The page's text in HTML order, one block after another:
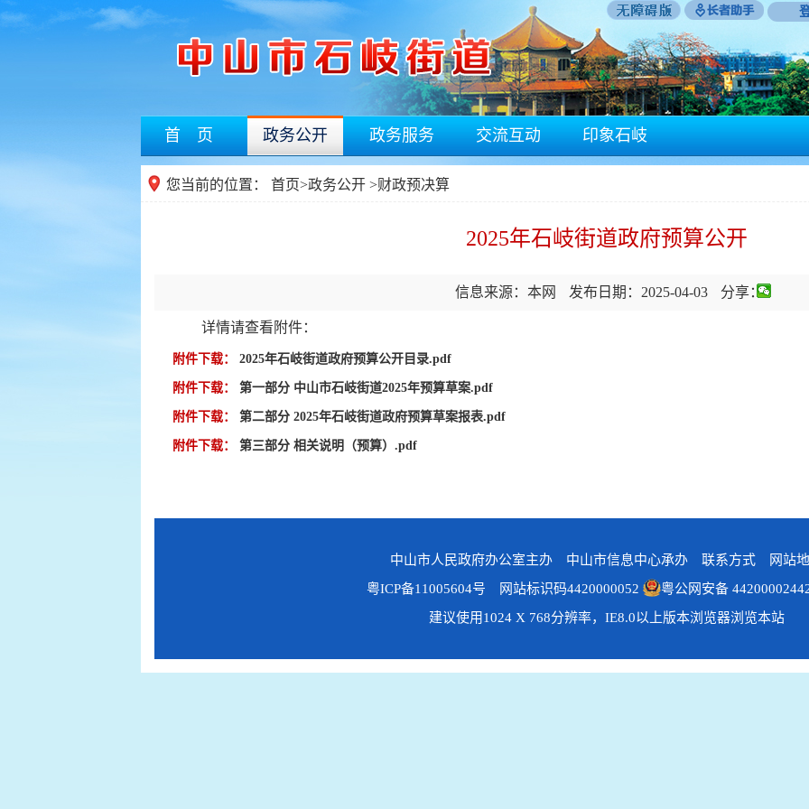
首 页 政务公开 政务服务 交流互动 印象石岐
您当前的位置： 首页>政务公开 >财政预决算
2025年石岐街道政府预算公开
信息来源：本网 发布日期：2025-04-03 分享：
详情请查看附件：
附件下载： 2025年石岐街道政府预算公开目录.pdf
附件下载： 第一部分 中山市石岐街道2025年预算草案.pdf
附件下载： 第二部分 2025年石岐街道政府预算草案报表.pdf
附件下载： 第三部分 相关说明（预算）.pdf
中山市人民政府办公室主办 中山市信息中心承办 联系方式
网站
粤ICP备11005604号 网站标识码4420000052
粤公网安备
建议使用1024 X 768分辨率，IE8.0以上版本浏览器浏览本站